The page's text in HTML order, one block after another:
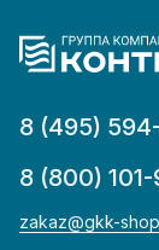
8 (495)
8 (800)
zakaz@gkk-